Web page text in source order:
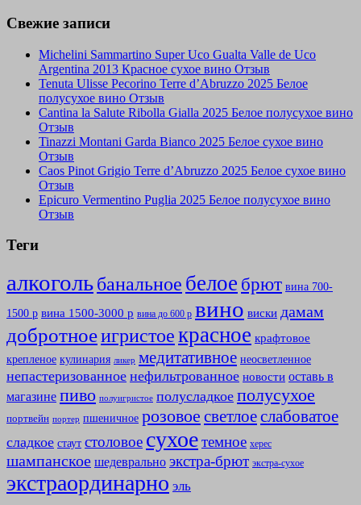
Свежие записи
Michelini Sammartino Super Uco Gualta Valle de Uco
Argentina 2013 Красное сухое вино Отзыв
Tenuta Ulisse Pecorino Terre d’Abruzzo 2025 Белое
полусухое вино Отзыв
Cantina la Salute Ribolla Gialla 2025 Белое полусухое вино
Отзыв
Tinazzi Montani Garda Bianco 2025 Белое сухое вино
Отзыв
Caos Pinot Grigio Terre d’Abruzzo 2025 Белое сухое вино
Отзыв
Epicuro Vermentino Puglia 2025 Белое полусухое вино
Отзыв
Теги
алкогольбанальное белое брют вина 700-
1500 р вина 1500-3000 р вина до 600 р вино виски дамам
добротноеигристоекрасное крафтовое
крепленое кулинария ликер медитативное неосветленное
непастеризованное нефильтрованное новости оставь в
магазине пиво полуигристое полусладкое полусухое
портвейн портер пшеничное розовое светлоеслабоватое
сладкое стаут столовое сухоетемное херес
шампанское шедеврально экстра-брют экстра-сухое
экстраординарно эль